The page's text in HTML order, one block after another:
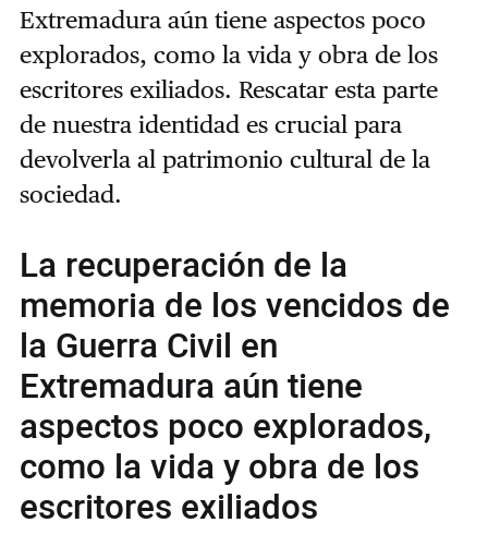
Extremadura aún tiene aspectos poco
explorados, como la vida y obra de los
escritores exiliados. Rescatar esta parte
de nuestra identidad es crucial para
devolverla al patrimonio cultural de la
sociedad.
La recuperación de la
memoria de los vencidos de
la Guerra Civil en
Extremadura aún tiene
aspectos poco explorados,
como la vida y obra de los
escritores exiliados